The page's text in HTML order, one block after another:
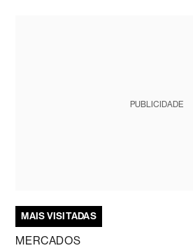
PUBLICIDADE
MAIS VISITADAS
MERCADOS